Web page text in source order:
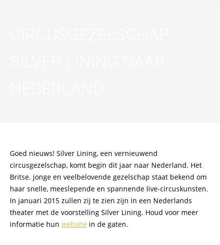
Goed nieuws! Silver Lining, een vernieuwend
circusgezelschap, komt begin dit jaar naar Nederland. Het
Britse. jonge en veelbelovende gezelschap staat bekend om
haar snelle, meeslepende en spannende live-circuskunsten.
In januari 2015 zullen zij te zien zijn in een Nederlands
theater met de voorstelling Silver Lining. Houd voor meer
informatie hun website in de gaten.